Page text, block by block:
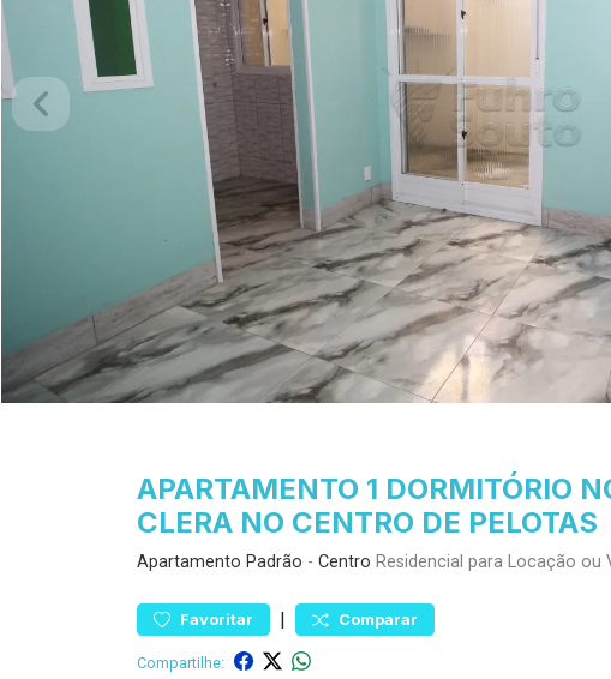
APARTAMENTO 1 DORMITÓRIO
CLERA NO CENTRO DE PELOTAS
Apartamento Padrão - Centro Residencial para Locação ou
Favoritar | Comparar
Compartilhe: